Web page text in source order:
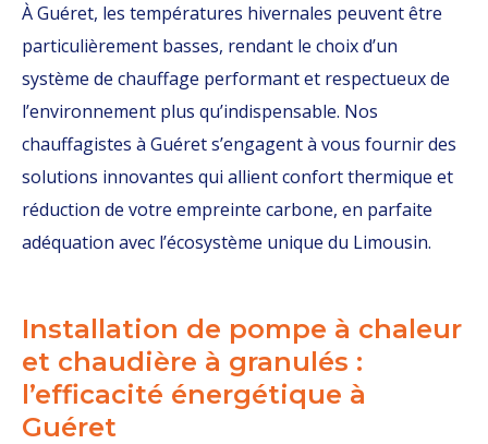
À Guéret, les températures hivernales peuvent être
particulièrement basses, rendant le choix d’un
système de chauffage performant et respectueux de
l’environnement plus qu’indispensable. Nos
chauffagistes à Guéret s’engagent à vous fournir des
solutions innovantes qui allient confort thermique et
réduction de votre empreinte carbone, en parfaite
adéquation avec l’écosystème unique du Limousin.
Installation de pompe à chaleur
et chaudière à granulés :
l’efficacité énergétique à
Guéret